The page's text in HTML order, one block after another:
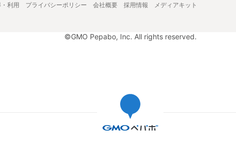
利用 プライバシーポリシー 会社概要 採用情報 メディアキット
©GMO Pepabo, Inc. All rights reserved.